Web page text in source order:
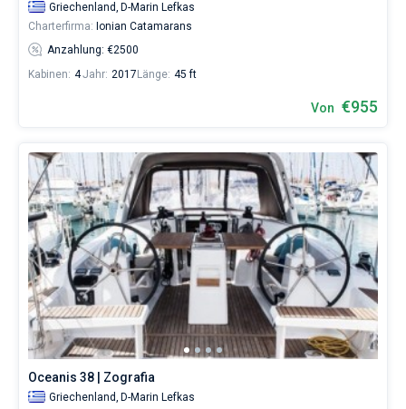
Griechenland, D-Marin Lefkas
Charterfirma: Ionian Catamarans
Anzahlung: €2500
Kabinen: 4Jahr: 2017 Länge: 45 ft
Von €955
Oceanis 38 | Zografia
Griechenland, D-Marin Lefkas